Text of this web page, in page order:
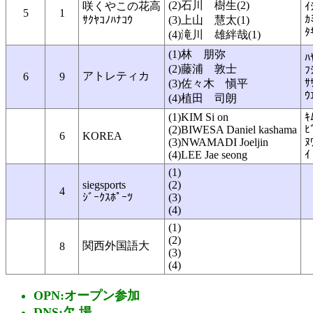
5 1
咲くやこの花高
ｻｸﾔｺﾉﾊﾅｺｳ
(2)石川 樹生(2)
(3)上山 慧太(1)
(4)滝川 雄絆哉(1)
ｲ
ｶ
ﾀ
6 9 アトレティカ
(1)林 朋弥
(2)藤浦 敦士
(3)佐々木 愼平
(4)植田 司朗
ﾊ
ﾌ
ｻ
ｳ
6 KOREA
(1)KIM Si on
(2)BIWESA Daniel kashama
(3)NWAMADI Joeljin
(4)LEE Jae seong
ｷ
ﾋ
ﾇ
ｲ
4
siegsports
ｼﾞｰｸｽﾎﾟｰﾂ
(1)
(2)
(3)
(4)
8 関西外国語大
(1)
(2)
(3)
(4)
OPN:オープン参加